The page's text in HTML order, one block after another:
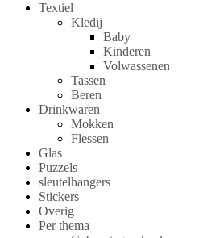
Textiel
Kledij
Baby
Kinderen
Volwassenen
Tassen
Beren
Drinkwaren
Mokken
Flessen
Glas
Puzzels
sleutelhangers
Stickers
Overig
Per thema